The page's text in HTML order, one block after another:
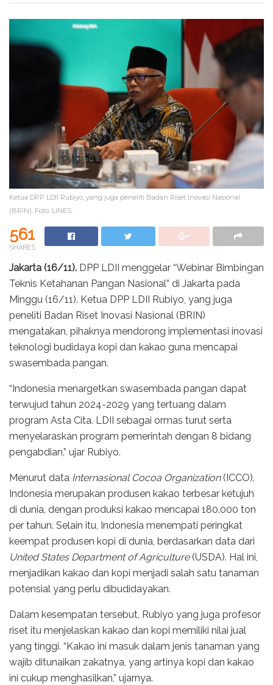
Ketua DPP LDII Rubiyo, yang juga peneliti Badan Riset Inovasi Nasional
(BRIN). Foto: LINES.
561
SHARES
Jakarta (16/11). DPP LDII menggelar “Webinar Bimbingan
Teknis Ketahanan Pangan Nasional” di Jakarta pada
Minggu (16/11). Ketua DPP LDII Rubiyo, yang juga
peneliti Badan Riset Inovasi Nasional (BRIN)
mengatakan, pihaknya mendorong implementasi inovasi
teknologi budidaya kopi dan kakao guna mencapai
swasembada pangan.
“Indonesia menargetkan swasembada pangan dapat
terwujud tahun 2024-2029 yang tertuang dalam
program Asta Cita. LDII sebagai ormas turut serta
menyelaraskan program pemerintah dengan 8 bidang
pengabdian,” ujar Rubiyo.
Menurut data Internasional Cocoa Organization(ICCO),
Indonesia merupakan produsen kakao terbesar ketujuh
di dunia, dengan produksi kakao mencapai 180.000 ton
per tahun. Selain itu, Indonesia menempati peringkat
keempat produsen kopi di dunia, berdasarkan data dari
United States Department of Agriculture(USDA). Hal ini,
menjadikan kakao dan kopi menjadi salah satu tanaman
potensial yang perlu dibudidayakan.
Dalam kesempatan tersebut, Rubiyo yang juga profesor
riset itu menjelaskan kakao dan kopi memiliki nilai jual
yang tinggi. “Kakao ini masuk dalam jenis tanaman yang
wajib ditunaikan zakatnya, yang artinya kopi dan kakao
ini cukup menghasilkan,” ujarnya.